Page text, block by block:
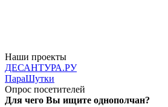
Наши проекты
ДЕСАНТУРА.РУ
ПараШутки
Опрос посетителей
Для чего Вы ищите однополчан?